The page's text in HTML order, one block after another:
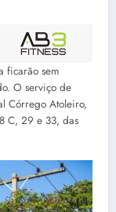
ficarão sem
O serviço de
Córrego Atoleiro,
C, 29 e 33, das